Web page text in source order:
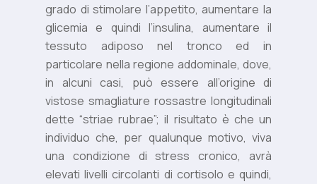
grado di stimolare l’appetito, aumentare la
glicemia e quindi l’insulina, aumentare il
tessuto adiposo nel tronco ed in
particolare nella regione addominale, dove,
in alcuni casi, può essere all’origine di
vistose smagliature rossastre longitudinali
dette “striae rubrae”; il risultato è che un
individuo che, per qualunque motivo, viva
una condizione di stress cronico, avrà
elevati livelli circolanti di cortisolo e quindi,